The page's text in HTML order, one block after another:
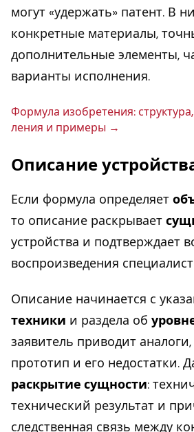
могут «удержать» патент. В
конкретные материалы,
дополнительные элементы,
варианты исполнения.
Формула изоб­ре­те­ния:
ле­ния и примеры
Описание
Если формула определяет
то описание раскрывает
устройства и подтверждает
воспроизведения
Описание начинается с
техники и раздела об
заявитель приводит
прототип и его недостатки.
раскрытие сущности:
технический результат и
следственная связь между